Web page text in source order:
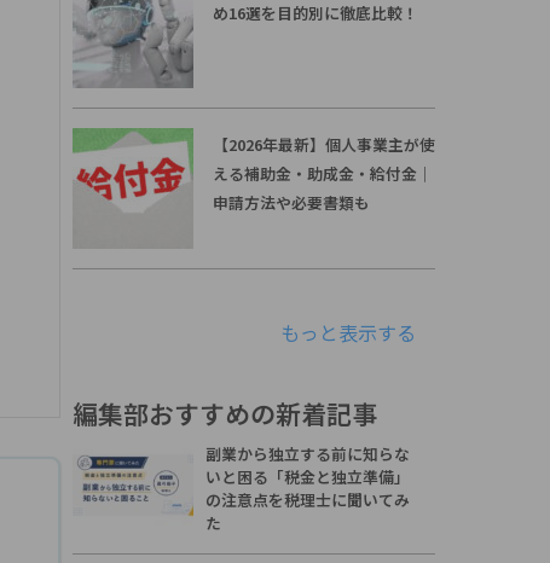
め16選を目的別に徹底比較！
【2026年最新】個人事業主が使
える補助金・助成金・給付金｜
申請方法や必要書類も
もっと表示する
編集部おすすめの新着記事
副業から独立する前に知らな
いと困る「税金と独立準備」
の注意点を税理士に聞いてみ
た